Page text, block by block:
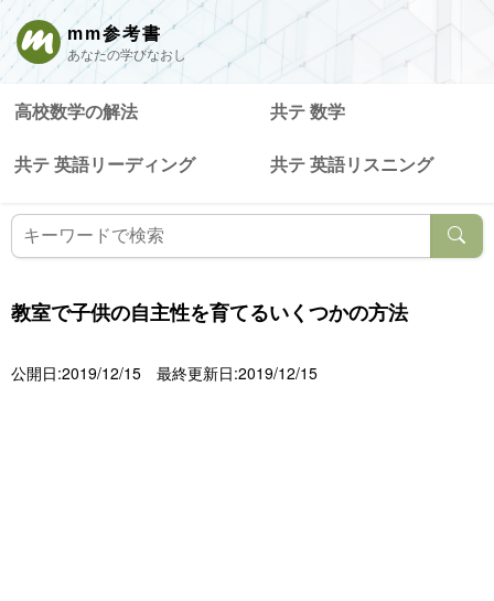
mm参考書
あなたの学びなおし
高校数学の解法 共テ 数学
共テ 英語リーディング 共テ 英語リスニング
教室で子供の自主性を育てるいくつかの方法
公開日:2019/12/15 最終更新日:2019/12/15